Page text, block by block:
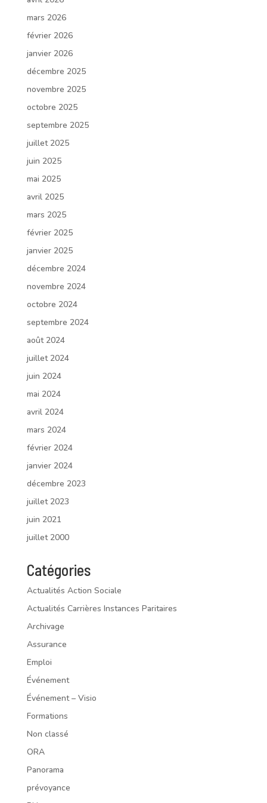
mars 2026
février 2026
janvier 2026
décembre 2025
novembre 2025
octobre 2025
septembre 2025
juillet 2025
juin 2025
mai 2025
avril 2025
mars 2025
février 2025
janvier 2025
décembre 2024
novembre 2024
octobre 2024
septembre 2024
août 2024
juillet 2024
juin 2024
mai 2024
avril 2024
mars 2024
février 2024
janvier 2024
décembre 2023
juillet 2023
juin 2021
juillet 2000
Catégories
Actualités Action Sociale
Actualités Carrières Instances Paritaires
Archivage
Assurance
Emploi
Événement
Événement – Visio
Formations
Non classé
ORA
Panorama
prévoyance